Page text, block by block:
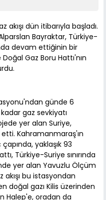
dün itibarıyla başladı.
Bayraktar, Türkiye-
devam ettiğinin bir
Gaz Boru Hattı'nın
günde 6
gaz sevkiyatı
yer alan Suriye,
Kahramanmaraş'ın
yaklaşık 93
Türkiye-Suriye sınırında
yer alan Yavuzlu Ölçüm
akışı bu istasyondan
doğal gazı Kilis üzerinden
Halep'e, oradan da